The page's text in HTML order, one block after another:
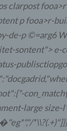
clarpost
p fooa>r-
de-p ©=arg6
sontent"> e-
large size-